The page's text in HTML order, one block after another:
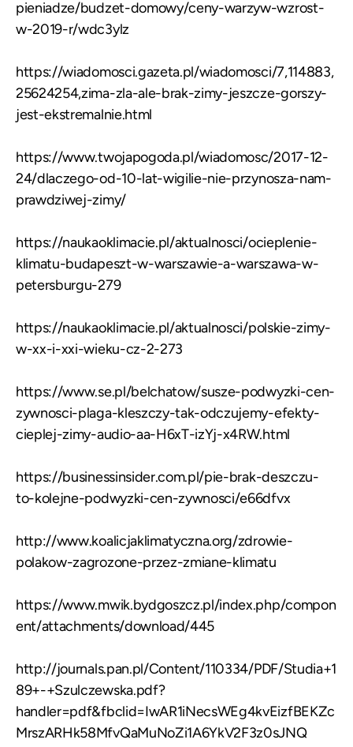
pieniadze/budzet-domowy/ceny-warzyw-wzrost-
w-2019-r/wdc3ylz
https://wiadomosci.gazeta.pl/wiadomosci/7,114883,
25624254,zima-zla-ale-brak-zimy-jeszcze-gorszy-
jest-ekstremalnie.html
https://www.twojapogoda.pl/wiadomosc/2017-12-
24/dlaczego-od-10-lat-wigilie-nie-przynosza-nam-
prawdziwej-zimy/
https://naukaoklimacie.pl/aktualnosci/ocieplenie-
klimatu-budapeszt-w-warszawie-a-warszawa-w-
petersburgu-279
https://naukaoklimacie.pl/aktualnosci/polskie-zimy-
w-xx-i-xxi-wieku-cz-2-273
https://www.se.pl/belchatow/susze-podwyzki-cen-
zywnosci-plaga-kleszczy-tak-odczujemy-efekty-
cieplej-zimy-audio-aa-H6xT-izYj-x4RW.html
https://businessinsider.com.pl/pie-brak-deszczu-
to-kolejne-podwyzki-cen-zywnosci/e66dfvx
http://www.koalicjaklimatyczna.org/zdrowie-
polakow-zagrozone-przez-zmiane-klimatu
https://www.mwik.bydgoszcz.pl/index.php/compon
ent/attachments/download/445
http://journals.pan.pl/Content/110334/PDF/Studia+1
89+-+Szulczewska.pdf?
handler=pdf&fbclid=IwAR1iNecsWEg4kvEizfBEKZc
MrszARHk58MfvQaMuNoZi1A6YkV2F3z0sJNQ